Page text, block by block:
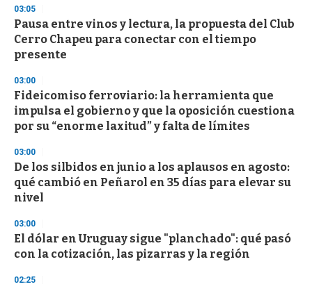
d
s
03:05
Pausa entre vinos y lectura, la propuesta del Club
Cerro Chapeu para conectar con el tiempo
presente
03:00
Fideicomiso ferroviario: la herramienta que
impulsa el gobierno y que la oposición cuestiona
por su “enorme laxitud” y falta de límites
03:00
De los silbidos en junio a los aplausos en agosto:
qué cambió en Peñarol en 35 días para elevar su
nivel
03:00
El dólar en Uruguay sigue "planchado": qué pasó
con la cotización, las pizarras y la región
02:25